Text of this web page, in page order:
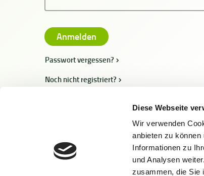
Diese Webseite
Wir verwenden
anbieten zu
Informationen zu
und Analysen
zusammen, die Sie
Passwort vergessen?
Noch nicht registriert?